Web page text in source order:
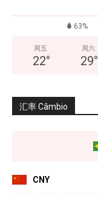
63%
周五
22°
周六
29°
汇率 Câmbio
CNY